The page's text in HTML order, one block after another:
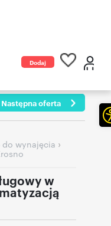
Dodaj
Następna oferta
do wynajęcia ›
w